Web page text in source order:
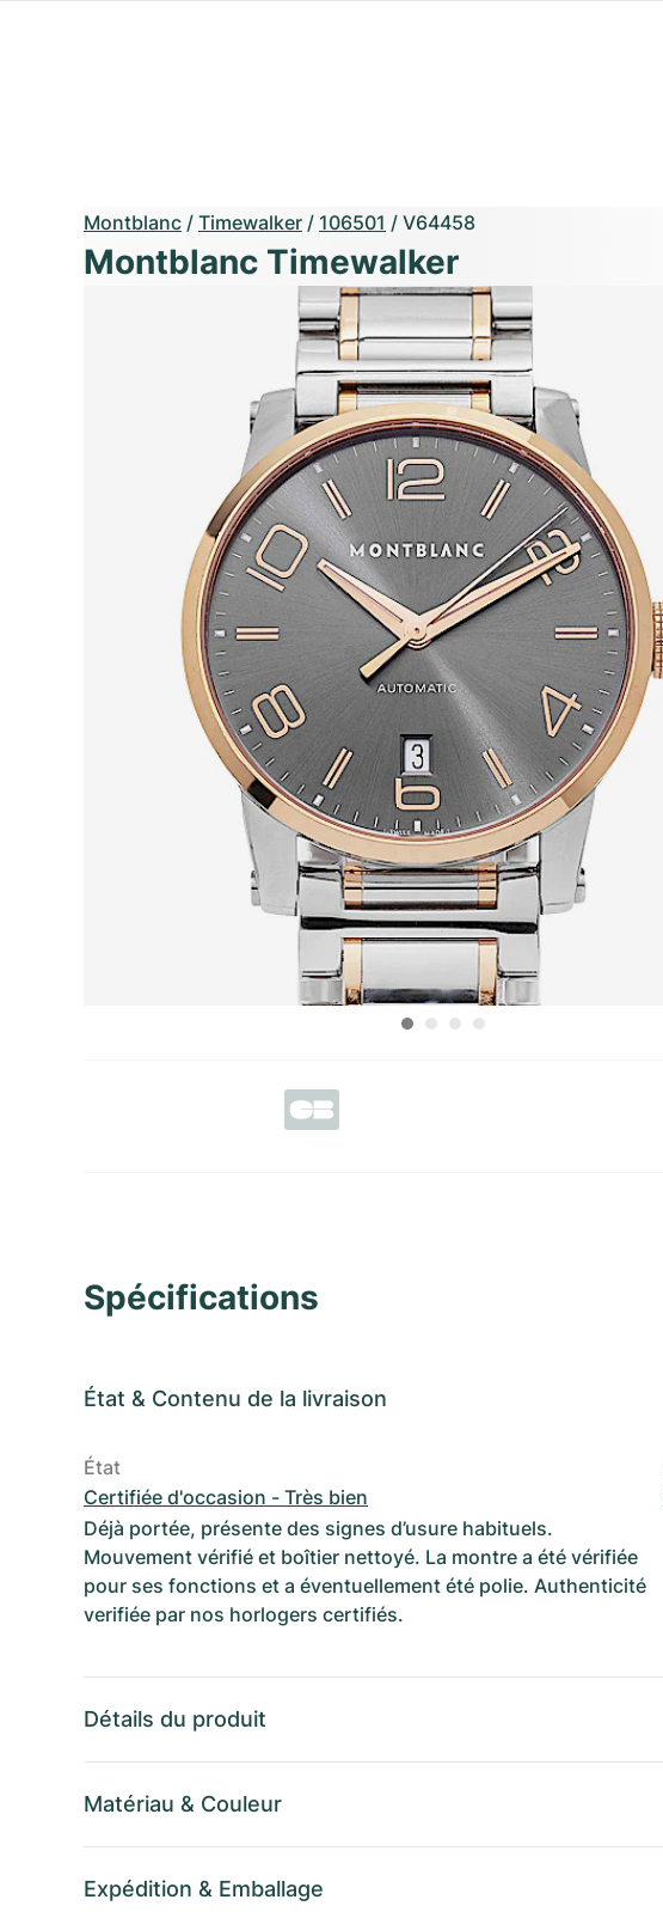
Montblanc / Timewalker / 106501 / V64458
Montblanc Timewalker
Spécifications
État & Contenu de la livraison
État
Certifiée d'occasion - Très bien
Déjà portée, présente des signes d’usure habituels.
Mouvement vérifié et boîtier nettoyé. La montre a été vérifiée
pour ses fonctions et a éventuellement été polie. Authenticité
verifiée par nos horlogers certifiés.
Détails du produit
Matériau & Couleur
Expédition & Emballage